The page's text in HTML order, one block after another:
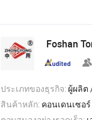
Foshan
ประเภทของธุรกิจ: ผู้ผลิต /
สินค้าหลัก: คอนเดนเซอร์ , อีวาโปเรเตอร์ , เครื่องทำควา